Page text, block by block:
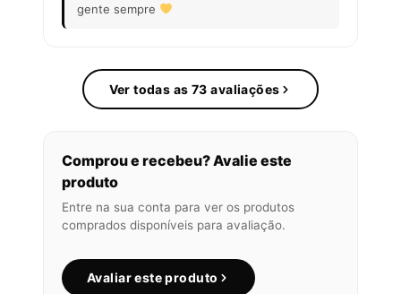
gente sempre
Ver todas as 73 avaliações
Comprou e recebeu? Avalie este
produto
Entre na sua conta para ver os produtos
comprados disponíveis para avaliação.
Avaliar este produto